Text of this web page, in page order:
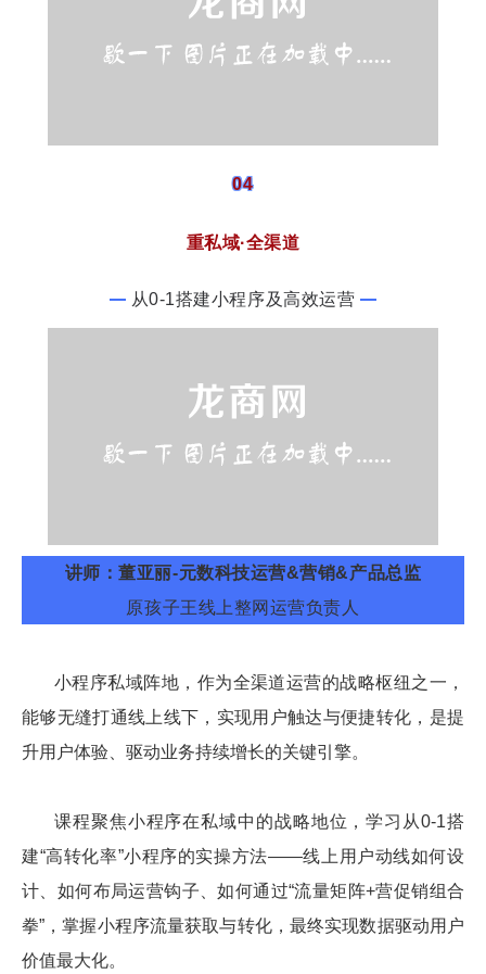
04
重私域·全渠道
从0-1搭建小程序及高效运营
讲师：董亚丽-元数科技运营&营销&产品总监
原孩子王线上整网运营负责人
小程序私域阵地，作为全渠道运营的战略枢纽之一，
能够无缝打通线上线下，实现用户触达与便捷转化，是提
升用户体验、驱动业务持续增长的关键引擎。
课程聚焦小程序在私域中的战略地位，学习从0-1搭
建“高转化率”小程序的实操方法——线上用户动线如何设
计、如何布局运营钩子、如何通过“流量矩阵+营促销组合
拳”，掌握小程序流量获取与转化，最终实现数据驱动用户
价值最大化。